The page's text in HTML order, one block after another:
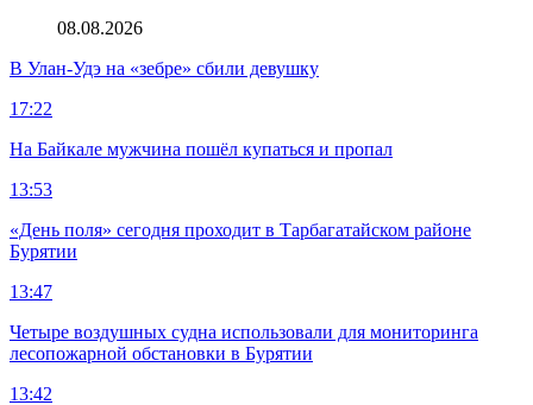
08.08.2026
В Улан-Удэ на «зебре» сбили девушку
17:22
На Байкале мужчина пошёл купаться и пропал
13:53
«День поля» сегодня проходит в Тарбагатайском районе
Бурятии
13:47
Четыре воздушных судна использовали для мониторинга
лесопожарной обстановки в Бурятии
13:42